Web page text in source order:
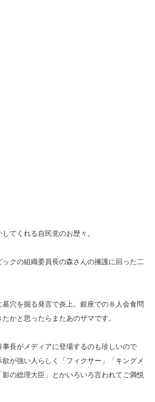
てくれる自民党のお歴々。
クの組織委員長の森さんの擁護に回った二
穴を掘る発言で炎上。銀座での８人会食問
かと思ったらまたあのザマです。
事長がメディアに登場するのも珍しいので
が強い人らしく「フィクサー」「キングメ
影の総理大臣」とかいろいろ言われてご満悦